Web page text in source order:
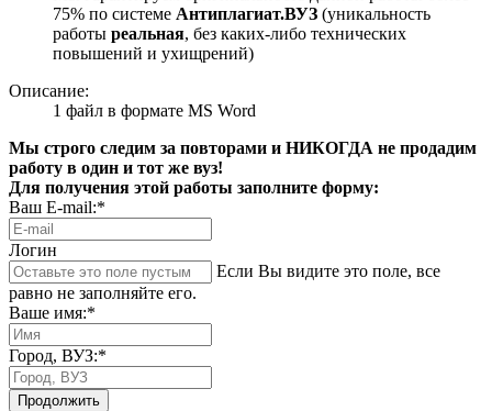
75% по системе Антиплагиат.ВУЗ (уникальность
работы реальная, без каких-либо технических
повышений и ухищрений)
Описание:
1 файл в формате MS Word
Мы строго следим за повторами и НИКОГДА не продадим
работу в один и тот же вуз!
Для получения этой работы заполните форму:
Ваш E-mail:*
Логин
Если Вы видите это поле, все
равно не заполняйте его.
Ваше имя:*
Город, ВУЗ:*
Продолжить